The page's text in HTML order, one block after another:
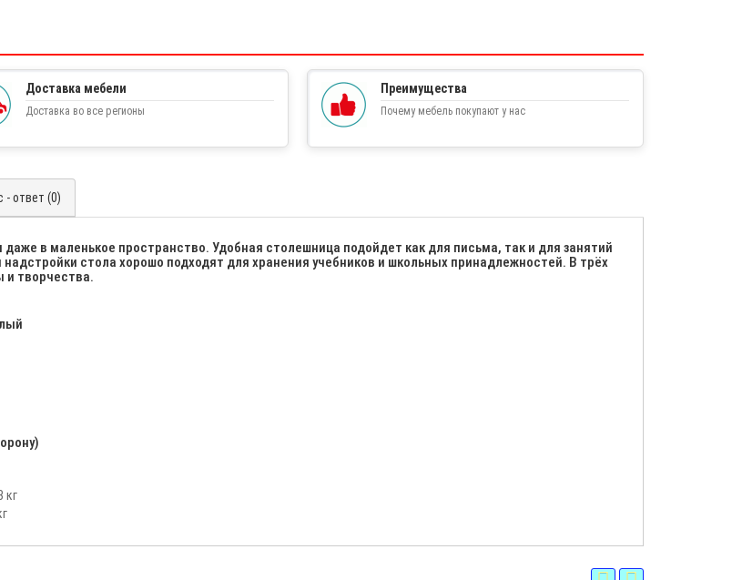
Доставка мебели
Доставка во все регионы
Преимущества
Почему мебель покупают у нас
- ответ (0)
в маленькое пространство. Удобная столешница подойдет как для письма, так и для занятий
стола хорошо подходят для хранения учебников и школьных принадлежностей. В трёх
и творчества.
кг